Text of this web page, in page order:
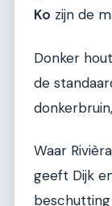
Ko zijn de
Donker
de
Waar
geeft Dijk